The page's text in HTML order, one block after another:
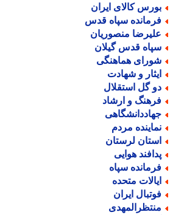
کالای ایران
سپاه قدس
منصوریان
قدس گیلان
هماهنگی
و شهادت
گل استقلال
و ارشاد
مردم
لرستان
هوایی
سپاه
متحده
ایران